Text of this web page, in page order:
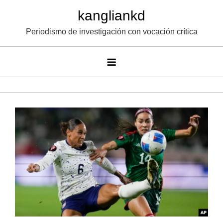
contenido
kangliankd
Periodismo de investigación con vocación crítica